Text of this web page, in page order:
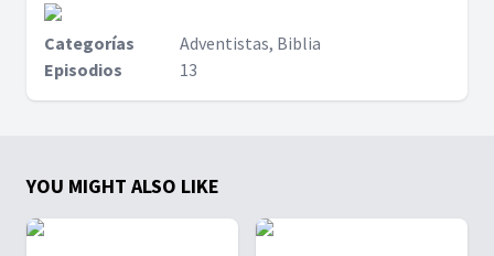
Categorías
Adventistas, Biblia
Episodios
13
YOU MIGHT ALSO LIKE